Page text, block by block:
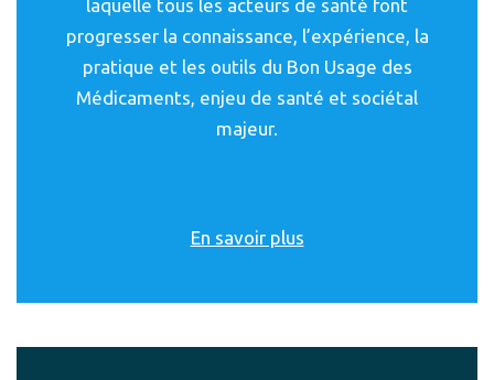
laquelle tous les acteurs de santé font
progresser la connaissance, l’expérience, la
pratique et les outils du Bon Usage des
Médicaments, enjeu de santé et sociétal
majeur.
En savoir plus